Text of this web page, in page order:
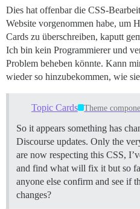
--d-nav-bg-color--
--d-nav-bg-color--hover:
--d-nav-color--active:
--d-nav-color--hover:
--d-nav-underline-
--nav-horizontal-
  --nav-space: 0;
--category-boxes-title-
--category-boxes-text-
--d-category-border-
--d-category-border-
--d-category-box-
--category-badge-title-
--d-category-boxes-
--d-category-boxes-gap:
--category-badge-size:
--category-badge-border-
Dies hat offenbar die CSS-
Website vorgenommen habe, um
Cards zu überschreiben, kaputt
Ich bin kein Programmierer und
Problem beheben könnte. Kann
wieder so hinzubekommen, wie
Topic Cards Theme
So it appears something has
Discourse updates. Only the
are now respecting this CSS,
and find what will fix it but so
anyone else confirm and see if
changes?